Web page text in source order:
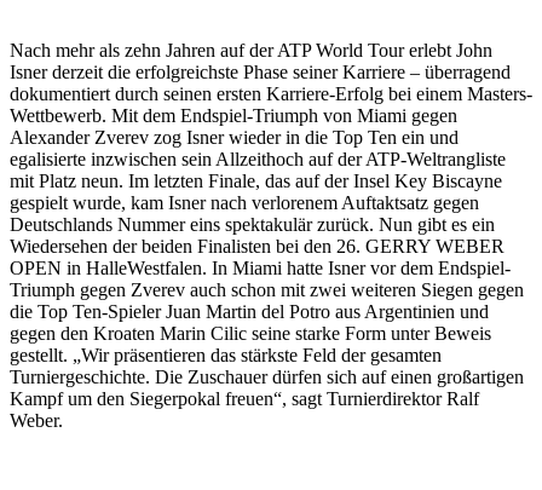
Nach mehr als zehn Jahren auf der ATP World Tour erlebt John
Isner derzeit die erfolgreichste Phase seiner Karriere – überragend
dokumentiert durch seinen ersten Karriere-Erfolg bei einem Masters-
Wettbewerb. Mit dem Endspiel-Triumph von Miami gegen
Alexander Zverev zog Isner wieder in die Top Ten ein und
egalisierte inzwischen sein Allzeithoch auf der ATP-Weltrangliste
mit Platz neun. Im letzten Finale, das auf der Insel Key Biscayne
gespielt wurde, kam Isner nach verlorenem Auftaktsatz gegen
Deutschlands Nummer eins spektakulär zurück. Nun gibt es ein
Wiedersehen der beiden Finalisten bei den 26. GERRY WEBER
OPEN in HalleWestfalen. In Miami hatte Isner vor dem Endspiel-
Triumph gegen Zverev auch schon mit zwei weiteren Siegen gegen
die Top Ten-Spieler Juan Martin del Potro aus Argentinien und
gegen den Kroaten Marin Cilic seine starke Form unter Beweis
gestellt. „Wir präsentieren das stärkste Feld der gesamten
Turniergeschichte. Die Zuschauer dürfen sich auf einen großartigen
Kampf um den Siegerpokal freuen“, sagt Turnierdirektor Ralf
Weber.